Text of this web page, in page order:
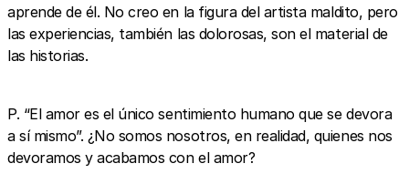
aprende de él. No creo en la figura del artista maldito, pero
las experiencias, también las dolorosas, son el material de
las historias.
P. “El amor es el único sentimiento humano que se devora
a sí mismo”. ¿No somos nosotros, en realidad, quienes nos
devoramos y acabamos con el amor?